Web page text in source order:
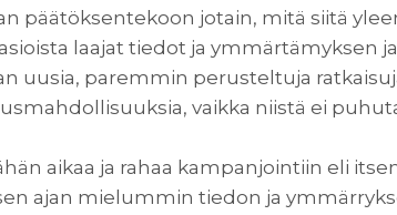
päätöksentekoon jotain, mitä siitä
laajat tiedot ja ymmärtämyksen
uusia, paremmin perusteltuja
vaikka niistä ei
aikaa ja rahaa kampanjointiin eli
ajan mielummin tiedon ja